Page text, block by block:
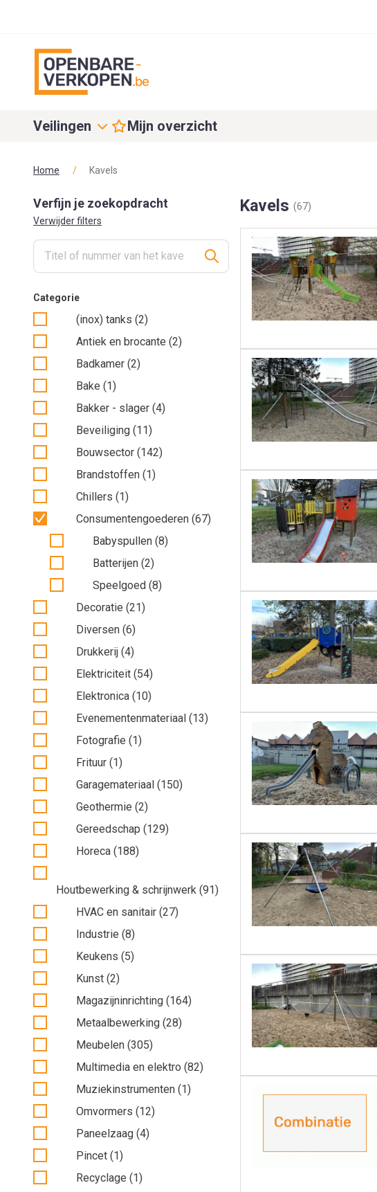
Veilingen Mijn overzicht
Home / Kavels
Verfijn je zoekopdracht
Verwijder filters
Categorie
(inox) tanks (2)
Antiek en brocante (2)
Badkamer (2)
Bake (1)
Bakker - slager (4)
Beveiliging (11)
Bouwsector (142)
Brandstoffen (1)
Chillers (1)
Consumentengoederen (67)
Babyspullen (8)
Batterijen (2)
Speelgoed (8)
Decoratie (21)
Diversen (6)
Drukkerij (4)
Elektriciteit (54)
Elektronica (10)
Evenementenmateriaal (13)
Fotografie (1)
Frituur (1)
Garagemateriaal (150)
Geothermie (2)
Gereedschap (129)
Horeca (188)
Houtbewerking & schrijnwerk (91)
HVAC en sanitair (27)
Industrie (8)
Keukens (5)
Kunst (2)
Magazijninrichting (164)
Metaalbewerking (28)
Meubelen (305)
Multimedia en elektro (82)
Muziekinstrumenten (1)
Omvormers (12)
Paneelzaag (4)
Pincet (1)
Recyclage (1)
Kavels(67)